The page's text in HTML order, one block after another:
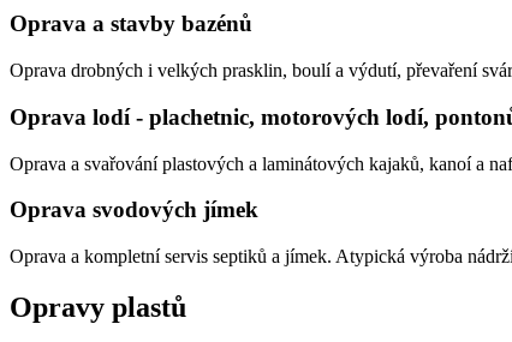
Oprava a stavby bazénů
Oprava drobných i velkých prasklin, boulí a výdutí, převaření
Oprava lodí - plachetnic, motorových lodí,
Oprava a svařování plastových a laminátových kajaků, kanoí a
Oprava svodových jímek
Oprava a kompletní servis septiků a jímek. Atypická výroba
Opravy plastů